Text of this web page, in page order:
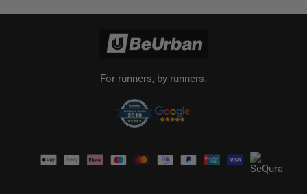
For runners, by runners.